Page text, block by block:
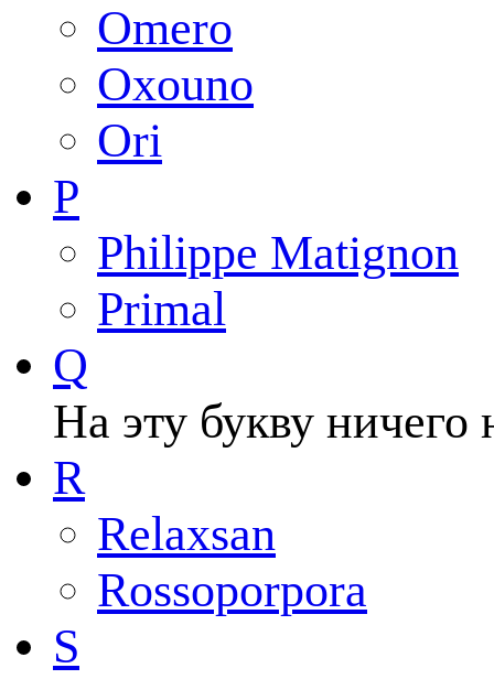
Omero
Oxouno
Ori
P
Philippe Matignon
Primal
Q
На эту букву ничего
R
Relaxsan
Rossoporpora
S